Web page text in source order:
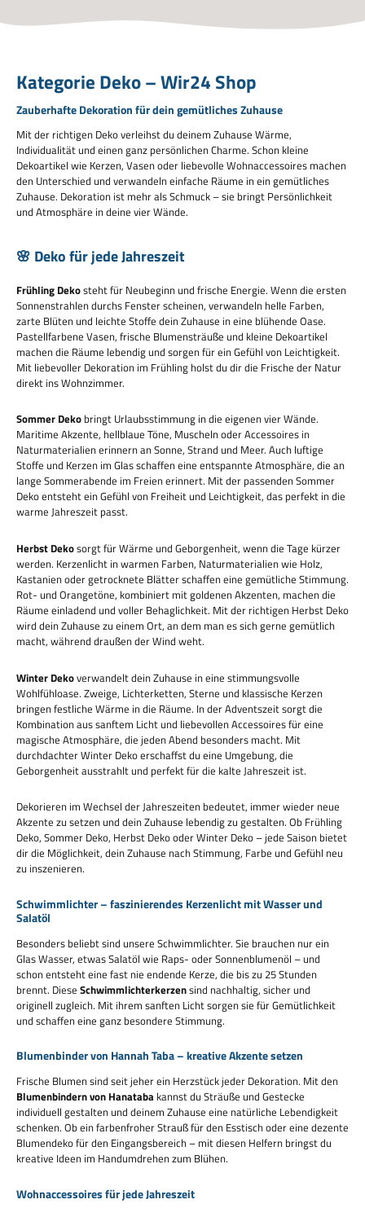
Kategorie Deko – Wir24 Shop
Zauberhafte Dekoration für dein gemütliches Zuhause
Mit der richtigen Deko verleihst du deinem Zuhause Wärme,
Individualität und einen ganz persönlichen Charme. Schon kleine
Dekoartikel wie Kerzen, Vasen oder liebevolle Wohnaccessoires machen
den Unterschied und verwandeln einfache Räume in ein gemütliches
Zuhause. Dekoration ist mehr als Schmuck – sie bringt Persönlichkeit
und Atmosphäre in deine vier Wände.
🌸 Deko für jede Jahreszeit
Frühling Dekosteht für Neubeginn und frische Energie. Wenn die ersten
Sonnenstrahlen durchs Fenster scheinen, verwandeln helle Farben,
zarte Blüten und leichte Stoffe dein Zuhause in eine blühende Oase.
Pastellfarbene Vasen, frische Blumensträuße und kleine Dekoartikel
machen die Räume lebendig und sorgen für ein Gefühl von Leichtigkeit.
Mit liebevoller Dekoration im Frühling holst du dir die Frische der Natur
direkt ins Wohnzimmer.
Sommer Deko bringt Urlaubsstimmung in die eigenen vier Wände.
Maritime Akzente, hellblaue Töne, Muscheln oder Accessoires in
Naturmaterialien erinnern an Sonne, Strand und Meer. Auch luftige
Stoffe und Kerzen im Glas schaffen eine entspannte Atmosphäre, die an
lange Sommerabende im Freien erinnert. Mit der passenden Sommer
Deko entsteht ein Gefühl von Freiheit und Leichtigkeit, das perfekt in die
warme Jahreszeit passt.
Herbst Dekosorgt für Wärme und Geborgenheit, wenn die Tage kürzer
werden. Kerzenlicht in warmen Farben, Naturmaterialien wie Holz,
Kastanien oder getrocknete Blätter schaffen eine gemütliche Stimmung.
Rot- und Orangetöne, kombiniert mit goldenen Akzenten, machen die
Räume einladend und voller Behaglichkeit. Mit der richtigen Herbst Deko
wird dein Zuhause zu einem Ort, an dem man es sich gerne gemütlich
macht, während draußen der Wind weht.
Winter Dekoverwandelt dein Zuhause in eine stimmungsvolle
Wohlfühloase. Zweige, Lichterketten, Sterne und klassische Kerzen
bringen festliche Wärme in die Räume. In der Adventszeit sorgt die
Kombination aus sanftem Licht und liebevollen Accessoires für eine
magische Atmosphäre, die jeden Abend besonders macht. Mit
durchdachter Winter Deko erschaffst du eine Umgebung, die
Geborgenheit ausstrahlt und perfekt für die kalte Jahreszeit ist.
Dekorieren im Wechsel der Jahreszeiten bedeutet, immer wieder neue
Akzente zu setzen und dein Zuhause lebendig zu gestalten. Ob Frühling
Deko, Sommer Deko, Herbst Deko oder Winter Deko – jede Saison bietet
dir die Möglichkeit, dein Zuhause nach Stimmung, Farbe und Gefühl neu
zu inszenieren.
Schwimmlichter – faszinierendes Kerzenlicht mit Wasser und
Salatöl
Besonders beliebt sind unsere Schwimmlichter. Sie brauchen nur ein
Glas Wasser, etwas Salatöl wie Raps- oder Sonnenblumenöl – und
schon entsteht eine fast nie endende Kerze, die bis zu 25 Stunden
brennt. Diese Schwimmlichterkerzensind nachhaltig, sicher und
originell zugleich. Mit ihrem sanften Licht sorgen sie für Gemütlichkeit
und schaffen eine ganz besondere Stimmung.
Blumenbinder von Hannah Taba – kreative Akzente setzen
Frische Blumen sind seit jeher ein Herzstück jeder Dekoration. Mit den
Blumenbindern von Hanataba kannst du Sträuße und Gestecke
individuell gestalten und deinem Zuhause eine natürliche Lebendigkeit
schenken. Ob ein farbenfroher Strauß für den Esstisch oder eine dezente
Blumendeko für den Eingangsbereich – mit diesen Helfern bringst du
kreative Ideen im Handumdrehen zum Blühen.
Wohnaccessoires für jede Jahreszeit